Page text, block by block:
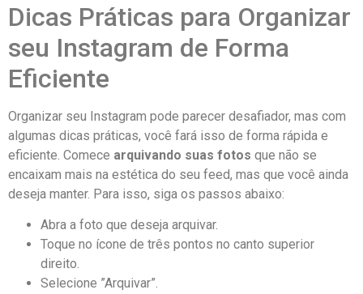
Dicas ‌Práticas para Organizar
seu Instagram de Forma
Eficiente
Organizar⁤ seu Instagram pode ‍parecer‍ desafiador, mas​ com
algumas dicas práticas, você fará ‍isso de forma ⁣rápida e
‌eficiente. Comece arquivando suas ‍fotos que não se
encaixam mais na estética do seu feed, mas ⁤que você ainda
deseja manter. Para isso, ⁢siga os passos abaixo:
Abra a foto que deseja arquivar.
Toque no ícone⁢ de ‌três pontos no canto superior
direito.
Selecione ⁢”Arquivar”.